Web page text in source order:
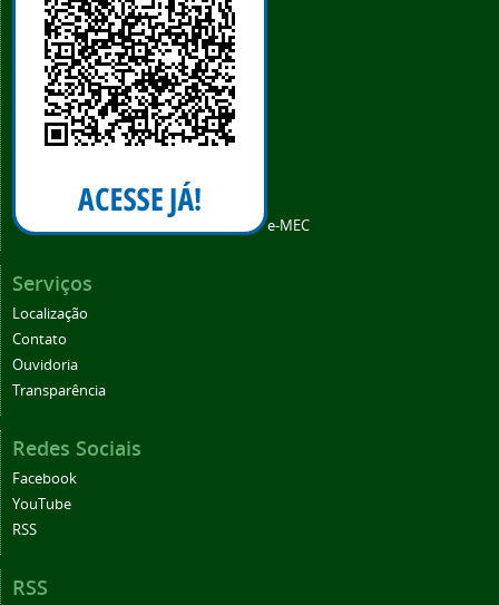
e-MEC
Serviços
Localização
Contato
Ouvidoria
Transparência
Redes Sociais
Facebook
YouTube
RSS
RSS